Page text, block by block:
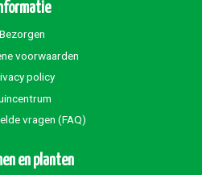
Bezorgen
voorwaarden
policy
vragen (FAQ)
en planten